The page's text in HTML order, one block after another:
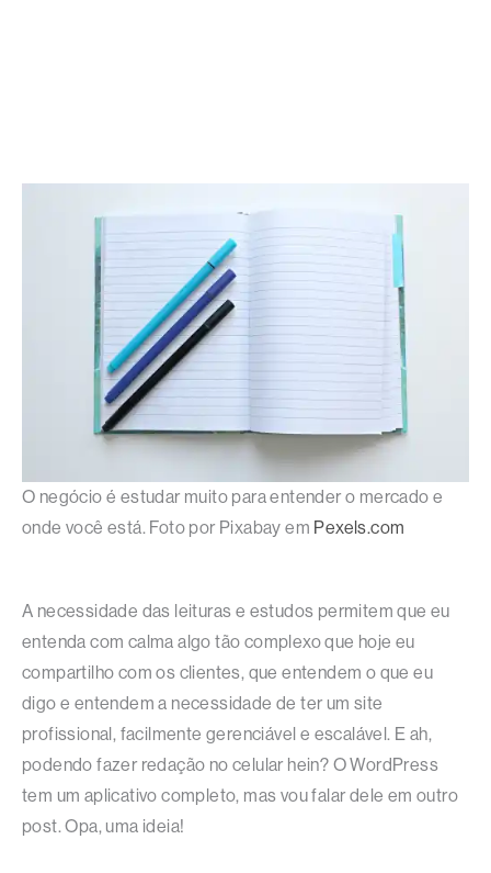
O negócio é estudar muito para entender o mercado e
onde você está. Foto por Pixabay em Pexels.com
A necessidade das leituras e estudos permitem que eu
entenda com calma algo tão complexo que hoje eu
compartilho com os clientes, que entendem o que eu
digo e entendem a necessidade de ter um site
profissional, facilmente gerenciável e escalável. E ah,
podendo fazer redação no celular hein? O WordPress
tem um aplicativo completo, mas vou falar dele em outro
post. Opa, uma ideia!